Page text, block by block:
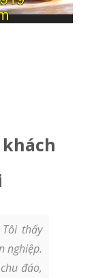
thấy
nghiệp.
đáo,